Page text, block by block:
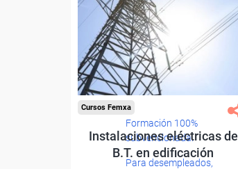
Formación 100%
subvencionada.
Para desempleados,
Cursos Femxa
Instalaciones eléctricas de
B.T. en edificación